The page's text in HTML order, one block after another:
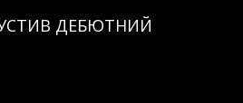
ДЕБЮТНИЙ